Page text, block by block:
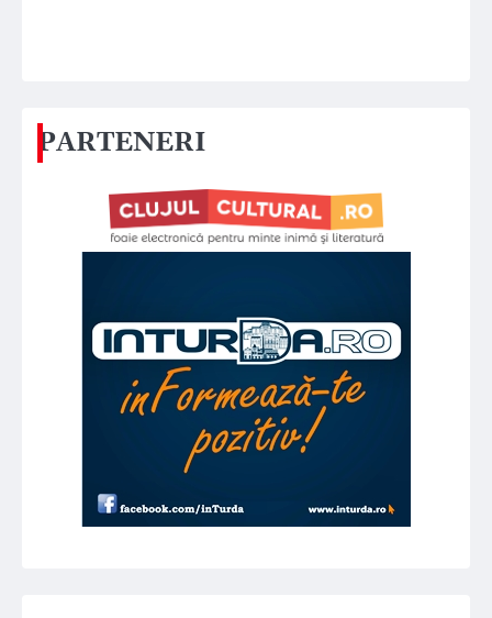
PARTENERI